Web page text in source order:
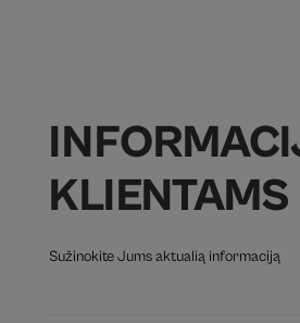
KLIENTAMS
Sužinokite Jums aktualią informaciją